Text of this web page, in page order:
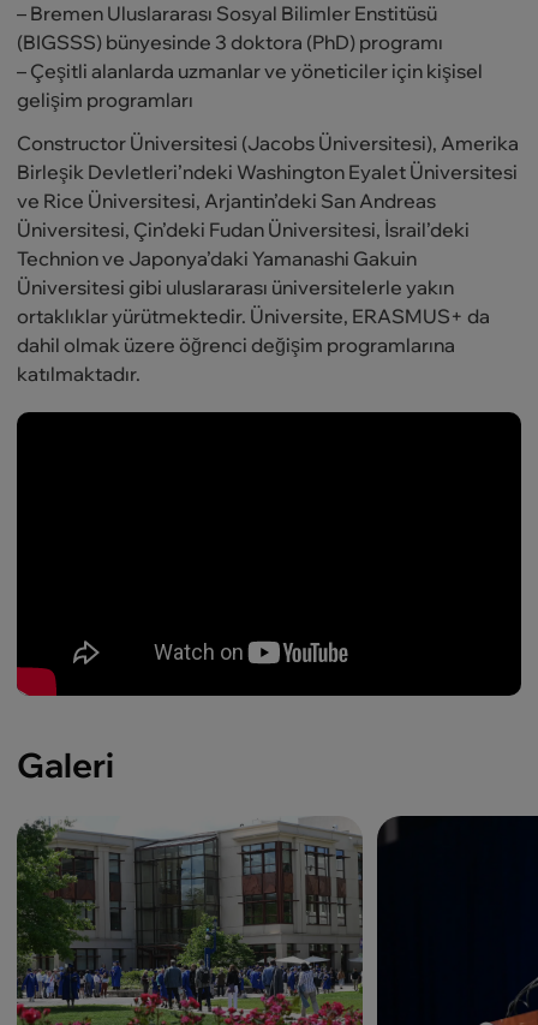
– Bremen Uluslararası Sosyal Bilimler Enstitüsü
(BIGSSS) bünyesinde 3 doktora (PhD) programı
– Çeşitli alanlarda uzmanlar ve yöneticiler için kişisel
gelişim programları
Constructor Üniversitesi (Jacobs Üniversitesi), Amerika
Birleşik Devletleri’ndeki Washington Eyalet Üniversitesi
ve Rice Üniversitesi, Arjantin’deki San Andreas
Üniversitesi, Çin’deki Fudan Üniversitesi, İsrail’deki
Technion ve Japonya’daki Yamanashi Gakuin
Üniversitesi gibi uluslararası üniversitelerle yakın
ortaklıklar yürütmektedir. Üniversite, ERASMUS+ da
dahil olmak üzere öğrenci değişim programlarına
katılmaktadır.
Galeri